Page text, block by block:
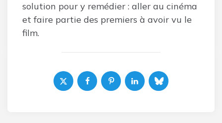
solution pour y remédier : aller au cinéma
et faire partie des premiers à avoir vu le
film.